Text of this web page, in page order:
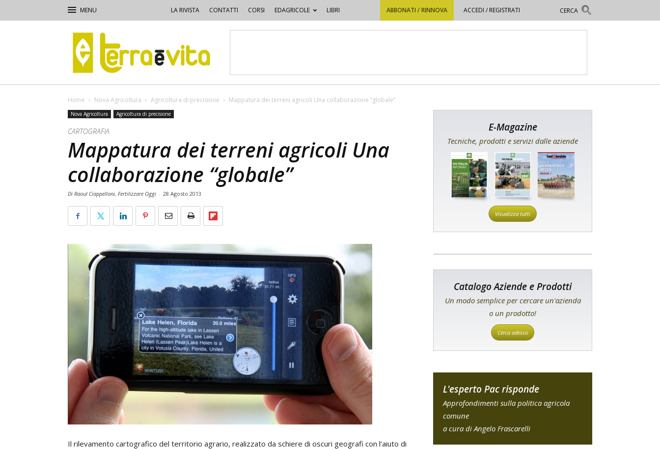
LA RIVISTA CONTATTI CORSI EDAGRICOLE LIBRI ABBONATI / RINNOVA ACCEDI / REGISTRATI
Terra
e
Vita
Home Nova Agricoltura Agricoltura di precisione Mappatura dei terreni agricoli Una collaborazione “globale”
Nova Agricoltura Agricoltura di precisione
CARTOGRAFIA
Mappatura dei terreni agricoli Una
collaborazione “globale”
Di Raoul Ciappelloni, Fertilizzare Oggi - 28 Agosto 2013
Il rilevamento cartografico del territorio agrario, realizzato da schiere di oscuri geografi con l’aiuto di
E-Magazine
Tecniche, prodotti e servizi dalle aziende
Visualizza tutti
Catalogo Aziende e Prodotti
Un modo semplice per cercare un'azienda
o un prodotto!
Cerca adesso
L'esperto Pac risponde
Approfondimenti sulla politica agricola
comune
a cura di Angelo Frascarelli